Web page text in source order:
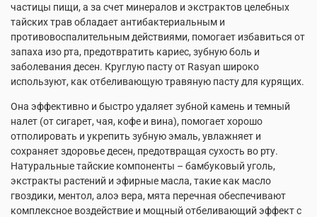
частицы пищи, а за счет минералов и экстрактов целебных
тайских трав обладает антибактериальным и
противовоспалительным действиями, помогает избавиться от
запаха изо рта, предотвратить кариес, зубную боль и
заболевания десен. Круглую пасту от Rasyan широко
используют, как отбеливающую травяную пасту для курящих.
Она эффективно и быстро удаляет зубной камень и темный
налет (от сигарет, чая, кофе и вина), помогает хорошо
отполировать и укрепить зубную эмаль, увлажняет и
сохраняет здоровье десен, предотвращая сухость во рту.
Натуральные тайские компоненты – бамбуковый уголь,
экстракты растений и эфирные масла, такие как масло
гвоздики, ментол, алоэ вера, мята перечная обеспечивают
комплексное воздействие и мощный отбеливающий эффект с